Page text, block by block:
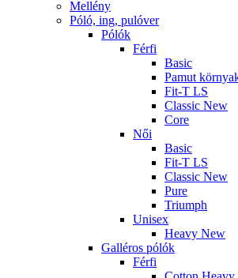
Mellény
Póló, ing, pulóver
Pólók
Férfi
Basic
Pamut
Fit-T LS
Classic New
Core
Női
Basic
Fit-T LS
Classic New
Pure
Triumph
Unisex
Heavy New
Galléros pólók
Férfi